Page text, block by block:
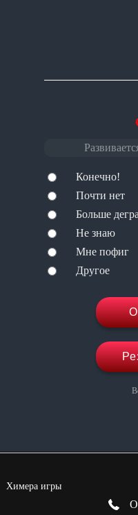
Конечно!
Почти нет
Больше
Не знаю
Мне пофиг
Другое
Химера игры